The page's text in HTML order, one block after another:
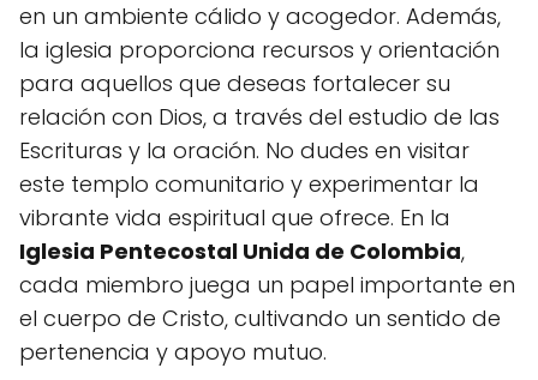
en un ambiente cálido y acogedor. Además,
la iglesia proporciona recursos y orientación
para aquellos que deseas fortalecer su
relación con Dios, a través del estudio de las
Escrituras y la oración. No dudes en visitar
este templo comunitario y experimentar la
vibrante vida espiritual que ofrece. En la
Iglesia Pentecostal Unida de Colombia,
cada miembro juega un papel importante en
el cuerpo de Cristo, cultivando un sentido de
pertenencia y apoyo mutuo.